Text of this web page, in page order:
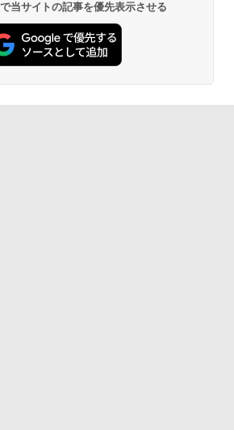
当サイトの記事を優先表示させる